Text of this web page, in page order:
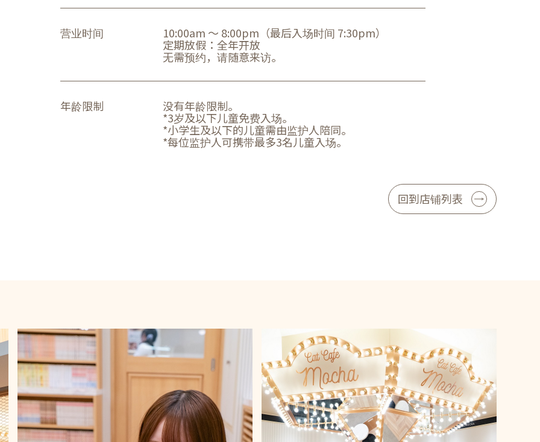
营业时间 10:00am ～ 8:00pm（最后入场时间 7:30pm）
定期放假：全年开放
无需预约，请随意来访。
年龄限制 没有年龄限制。
*3岁及以下儿童免费入场。
*小学生及以下的儿童需由监护人陪同。
*每位监护人可携带最多3名儿童入场。
回到店铺列表